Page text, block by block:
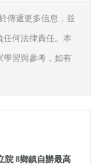
傳遞更多信息，並
任何法律責任。本
學習與參考，如有
院 8鄉鎮自辦最高